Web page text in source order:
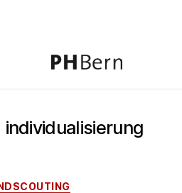
individualisierung